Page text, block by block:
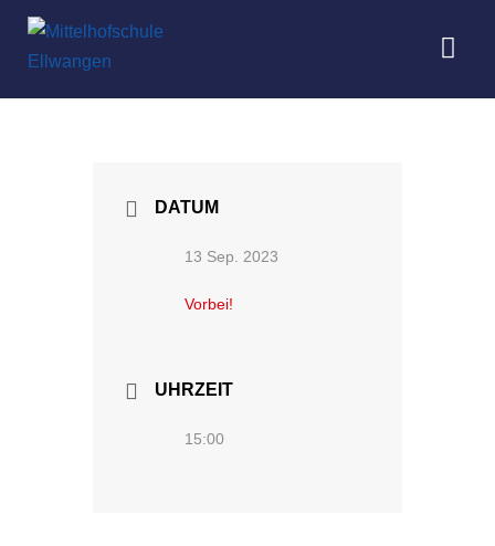
DATUM
13 Sep. 2023
Vorbei!
UHRZEIT
15:00